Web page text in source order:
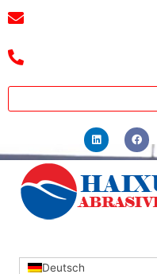
Deutsch